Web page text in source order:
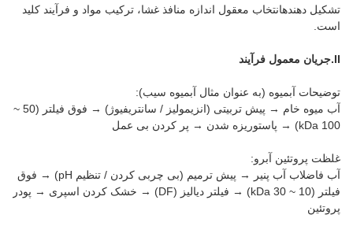
تشکیل دهندهانتخاب معقول اندازه منافذ غشا، ترکیب مواد و فرآیند کلید
است.
II.جريان معمول فرآیند
توضیحات آبمیوه (به عنوان مثال آبمیوه سیب):
آب میوه خام → پیش تربیتی (انزیمولیز / سانتریفیوژ) → فوق فیلتر (50 ~
100 kDa) → پاستوریزه شدن → پر کردن بی عمل
غلظت پروتئین آبرو:
آب فاضلاب آب پنیر → پیش ترمیم (بی چربی کردن / تنظیم pH) → فوق
فیلتر (10 ~ 30 kDa) → فیلتر دیالیز (DF) → خشک کردن اسپری → پودر
پروتئین